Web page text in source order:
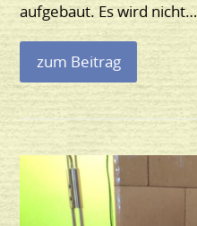
aufgebaut. Es wird nicht…
zum Beitrag